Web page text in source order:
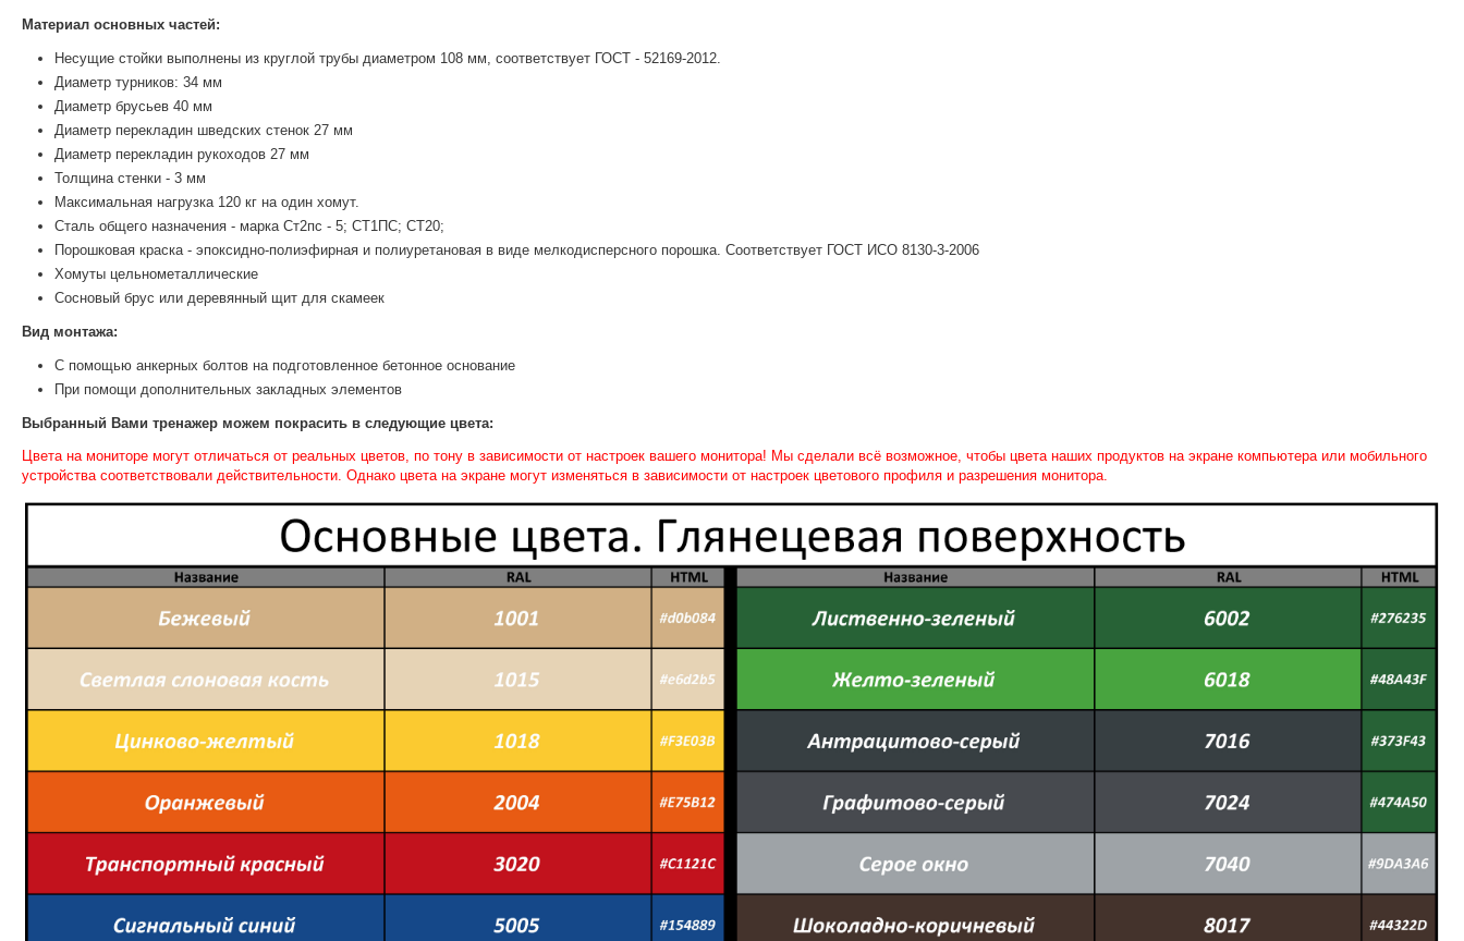
Материал основных частей:
Несущие стойки выполнены из круглой трубы диаметром 108 мм, соответствует ГОСТ - 52169-2012.
Диаметр турников: 34 мм
Диаметр брусьев 40 мм
Диаметр перекладин шведских стенок 27 мм
Диаметр перекладин рукоходов 27 мм
Толщина стенки - 3 мм
Максимальная нагрузка 120 кг на один хомут.
Сталь общего назначения - марка Ст2пс - 5; СТ1ПС; СТ20;
Порошковая краска - эпоксидно-полиэфирная и полиуретановая в виде мелкодисперсного порошка. Соответствует ГОСТ ИСО 8130-3-2006
Хомуты цельнометаллические
Сосновый брус или деревянный щит для скамеек
Вид монтажа:
С помощью анкерных болтов на подготовленное бетонное основание
При помощи дополнительных закладных элементов
Выбранный Вами тренажер можем покрасить в следующие цвета:
Цвета на мониторе могут отличаться от реальных цветов, по тону в зависимости от настроек вашего монитора! Мы сделали всё возможное, чтобы цвета наших продуктов на экране компьютера или мобильного
устройства соответствовали действительности. Однако цвета на экране могут изменяться в зависимости от настроек цветового профиля и разрешения монитора.